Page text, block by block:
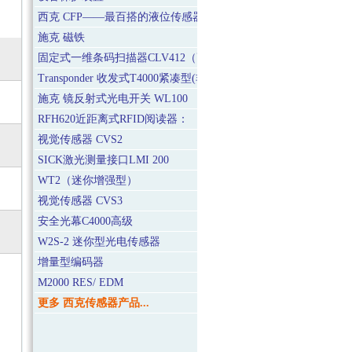
西克 CFP——最百搭的液位传感器
施克 磁铁
固定式一维条码扫描器CLV412（高分辨率型）
Transponder 收发式T4000紧凑型(非接触式安全开关)
施克 镜反射式光电开关 WL100
RFH620近距离式RFID阅读器：
视觉传感器 CVS2
SICK激光测量接口LMI 200
WT2（迷你增强型）
视觉传感器 CVS3
安全光幕C4000高级
W2S-2 迷你型光电传感器
增量型编码器
M2000 RES/ EDM
更多 西克传感器产品...